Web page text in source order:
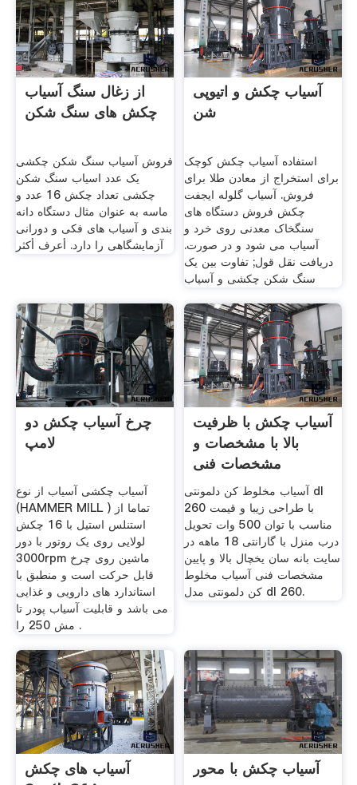
از زغال سنگ آسیاب
چکش های سنگ شکن
فروش آسیاب سنگ شکن چکشی
یک عدد اسیاب سنگ شکن
چکشی تعداد چکش 16 عدد و
ماسه به عنوان مثال دستگاه دانه‌
بندی و آسیاب های فكی و دورانی
آزمایشگاهی را دارد. أعرف أكثر
آسیاب چکش و اتیوپی
شن
استفاده آسیاب چکش کوچک
برای استخراج از معادن طلا برای
فروش. آسیاب گلوله ایجفت
چکش فروش دستگاه های
سنگخاک معدنی روی خرد و
آسیاب می شود و در صورت.
دریافت نقل قول; تفاوت بین یک
سنگ شکن چکشی و آسیاب
چرخ آسیاب چکش دو
لامپ
آسیاب چکشی آسیاب از نوع
(HAMMER MILL ) تماما از
استنلس استیل با 16 چکش
لولایی روی یک روتور با دور
3000rpm ماشین روی چرخ
قابل حرکت است و منطبق با
استاندارد های دارویی و غذایی
می باشد و قابلیت آسیاب پودر تا
مش 250 را .
آسیاب چکش با ظرفیت
بالا با مشخصات و
مشخصات فنی
آسیاب مخلوط کن دلمونتی dl
260 با طراحی زیبا و قیمت
مناسب با توان 500 وات تحویل
درب منزل با گارانتی 18 ماهه در
سایت بانه سان یخچال بالا و پایین
مشخصات فنی آسیاب مخلوط
کن دلمونتی مدل dl 260.
آسیاب های چکش
آسیاب چکش با محور